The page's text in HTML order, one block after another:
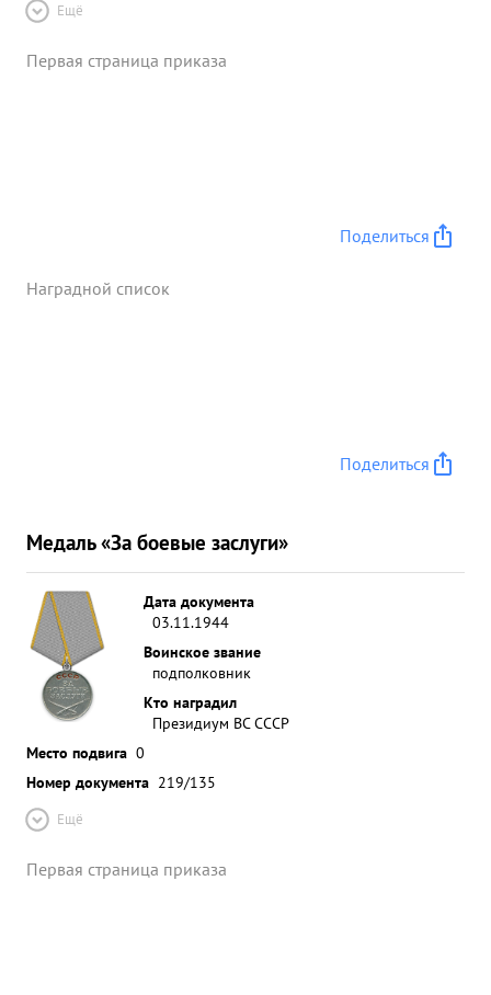
Ещё
Первая страница приказа
Поделиться
Наградной список
Поделиться
Медаль «За боевые заслуги»
Дата документа
03.11.1944
Воинское звание
подполковник
Кто наградил
Президиум ВС СССР
Место подвига 0
Номер документа 219/135
Ещё
Первая страница приказа